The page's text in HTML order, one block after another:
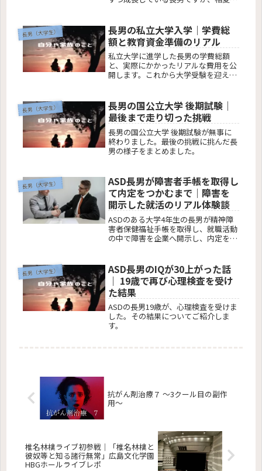
長男（大学生）
長男の私立大学入学｜学費総
額と教育資金準備のリアル
私立大学に進学した長男の学費総額
と、実際にかかったリアルな費用を公
開します。これから大学受験を迎える
長男（大学生）
長男の国公立大学 後期試験｜
最後まで走り切った挑戦
長男の国公立大学 後期試験が無事に
終わりました。最後の挑戦に挑んだ長
男の様子をまとめました。
長男（大学生）
ASD長男が障害者手帳を取得し
て内定をつかむまで｜障害を
開示した就活のリアル体験談
ASDのある大学4年生の長男が精神障
害者保健福祉手帳を取得し、就職活動
の中で障害を企業へ開示し、内定をい
長男（大学生）
ASD長男のIQが30上がった話
｜ 19歳で再び心理検査を受け
た結果
ASDの長男19歳が、心理検査を受けま
した。その結果についてご紹介しま
す。
抗がん剤治療７ 〜3クール目の副作
用〜
椎名林檎ライブ初参戦｜「椎名林檎と
彼奴等と知る諸行無常」広島文化学園
HBGホールライブレポ